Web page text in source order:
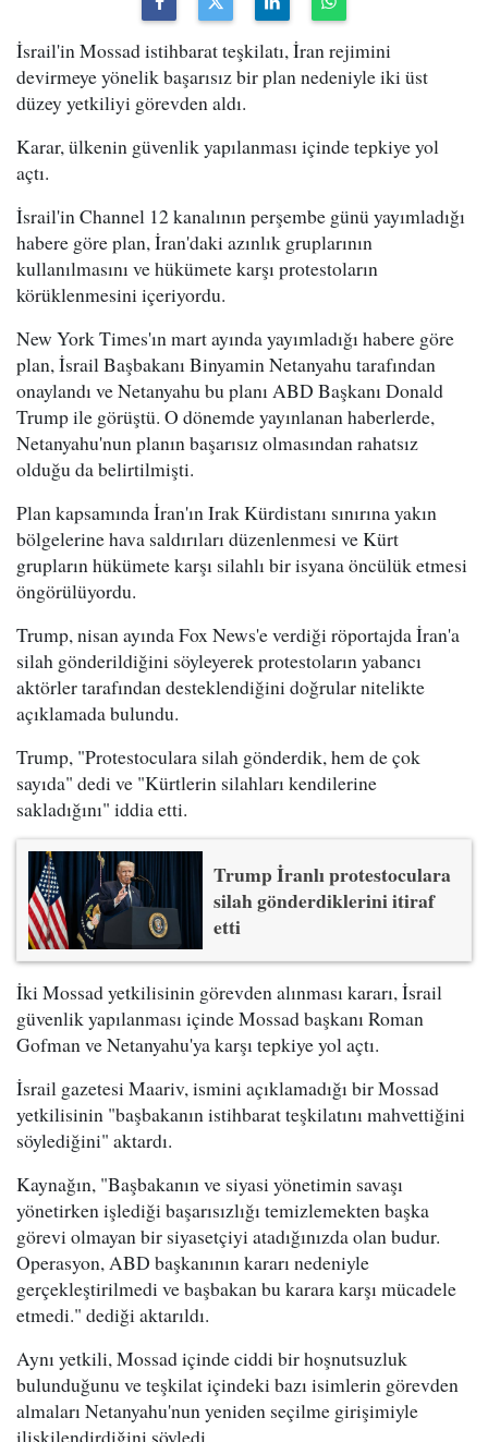
İsrail'in Mossad istihbarat teşkilatı, İran rejimini
devirmeye yönelik başarısız bir plan nedeniyle iki üst
düzey yetkiliyi görevden aldı.
Karar, ülkenin güvenlik yapılanması içinde tepkiye yol
açtı.
İsrail'in Channel 12 kanalının perşembe günü yayımladığı
habere göre plan, İran'daki azınlık gruplarının
kullanılmasını ve hükümete karşı protestoların
körüklenmesini içeriyordu.
New York Times'ın mart ayında yayımladığı habere göre
plan, İsrail Başbakanı Binyamin Netanyahu tarafından
onaylandı ve Netanyahu bu planı ABD Başkanı Donald
Trump ile görüştü. O dönemde yayınlanan haberlerde,
Netanyahu'nun planın başarısız olmasından rahatsız
olduğu da belirtilmişti.
Plan kapsamında İran'ın Irak Kürdistanı sınırına yakın
bölgelerine hava saldırıları düzenlenmesi ve Kürt
grupların hükümete karşı silahlı bir isyana öncülük etmesi
öngörülüyordu.
Trump, nisan ayında Fox News'e verdiği röportajda İran'a
silah gönderildiğini söyleyerek protestoların yabancı
aktörler tarafından desteklendiğini doğrular nitelikte
açıklamada bulundu.
Trump, "Protestoculara silah gönderdik, hem de çok
sayıda" dedi ve "Kürtlerin silahları kendilerine
sakladığını" iddia etti.
Trump İranlı protestoculara
silah gönderdiklerini itiraf
etti
İki Mossad yetkilisinin görevden alınması kararı, İsrail
güvenlik yapılanması içinde Mossad başkanı Roman
Gofman ve Netanyahu'ya karşı tepkiye yol açtı.
İsrail gazetesi Maariv, ismini açıklamadığı bir Mossad
yetkilisinin "başbakanın istihbarat teşkilatını mahvettiğini
söylediğini" aktardı.
Kaynağın, "Başbakanın ve siyasi yönetimin savaşı
yönetirken işlediği başarısızlığı temizlemekten başka
görevi olmayan bir siyasetçiyi atadığınızda olan budur.
Operasyon, ABD başkanının kararı nedeniyle
gerçekleştirilmedi ve başbakan bu karara karşı mücadele
etmedi." dediği aktarıldı.
Aynı yetkili, Mossad içinde ciddi bir hoşnutsuzluk
bulunduğunu ve teşkilat içindeki bazı isimlerin görevden
almaları Netanyahu'nun yeniden seçilme girişimiyle
ilişkilendirdiğini söyledi.